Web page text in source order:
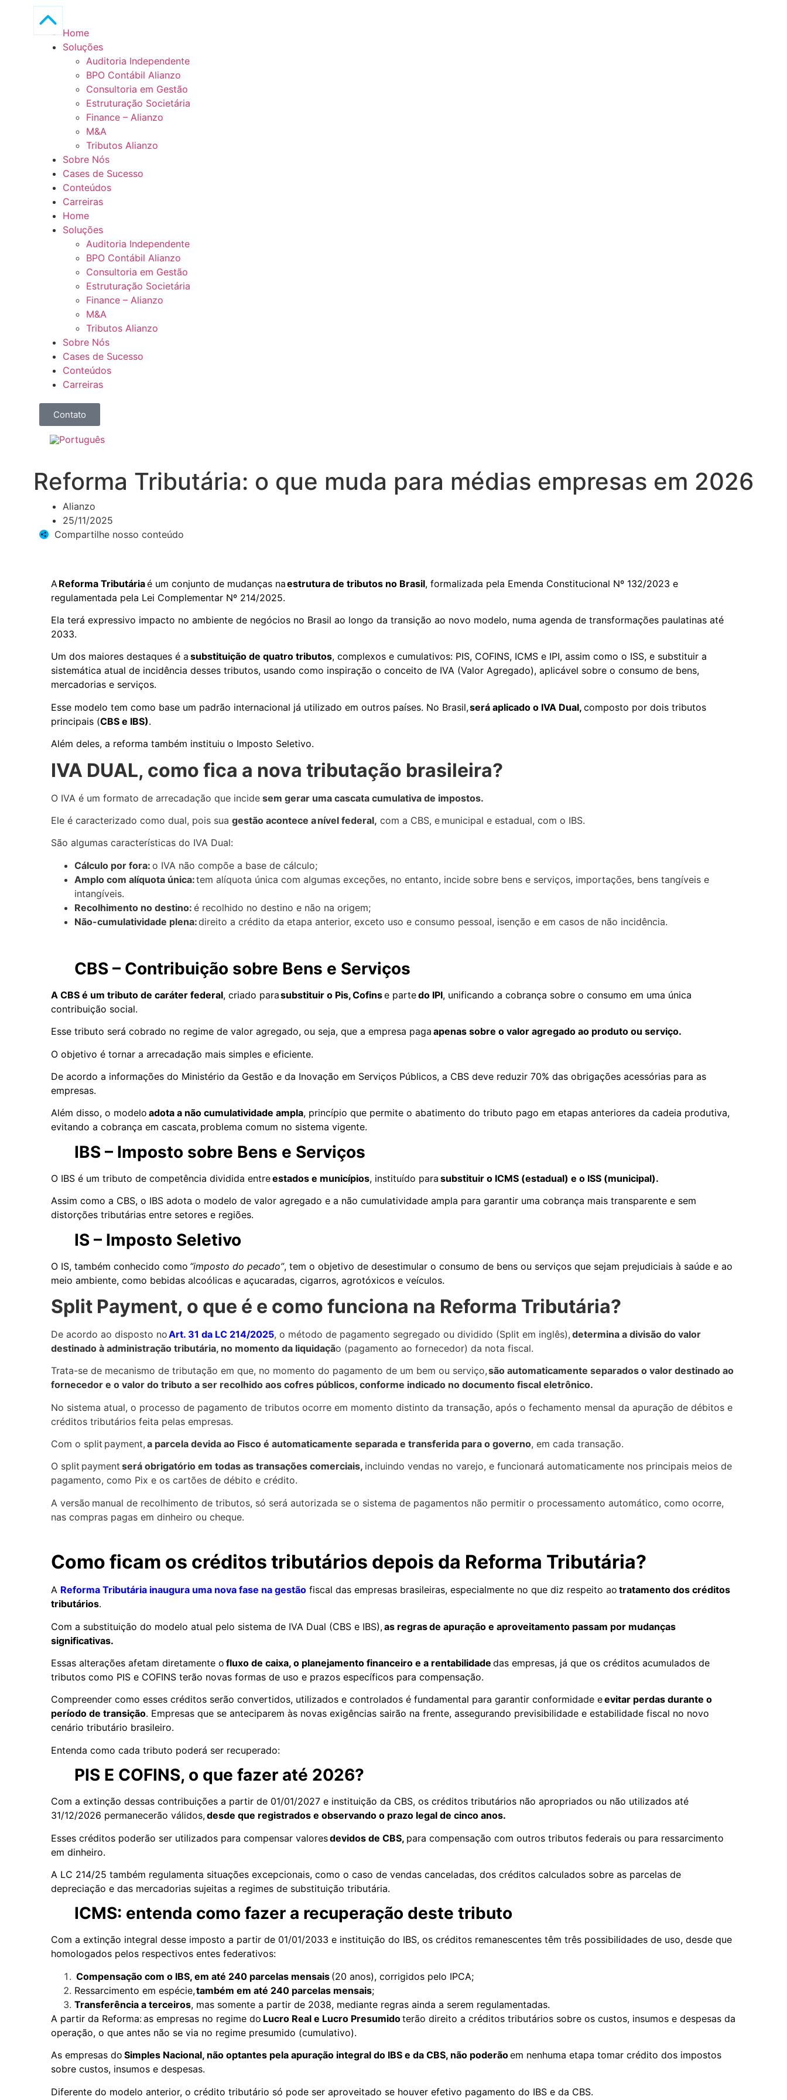
Home
Soluções
Auditoria Independente
BPO Contábil Alianzo
Consultoria em Gestão
Estruturação Societária
Finance – Alianzo
M&A
Tributos Alianzo
Sobre Nós
Cases de Sucesso
Conteúdos
Carreiras
Home
Soluções
Auditoria Independente
BPO Contábil Alianzo
Consultoria em Gestão
Estruturação Societária
Finance – Alianzo
M&A
Tributos Alianzo
Sobre Nós
Cases de Sucesso
Conteúdos
Carreiras
Contato
Reforma Tributária: o que muda para médias empresas em 2026
Alianzo
25/11/2025
Compartilhe nosso conteúdo
A Reforma Tributáriaé um conjunto de mudanças naestrutura de tributos no Brasil, formalizada pela Emenda Constitucional Nº 132/2023 e
regulamentada pela Lei Complementar Nº 214/2025.
Ela terá expressivo impacto no ambiente de negócios no Brasil ao longo da transição ao novo modelo, numa agenda de transformações paulatinas até
2033.
Um dos maiores destaques é a substituição de quatro tributos, complexos e cumulativos: PIS, COFINS, ICMS e IPI, assim como o ISS, e substituir a
sistemática atual de incidência desses tributos, usando como inspiração o conceito de IVA (Valor Agregado), aplicável sobre o consumo de bens,
mercadorias e serviços.
Esse modelo tem como base um padrão internacional já utilizado em outros países. No Brasil,será aplicado o IVA Dual, composto por dois tributos
principais (CBS e IBS).
Além deles, a reforma também instituiu o Imposto Seletivo.
IVA DUAL, como fica a nova tributação brasileira?
O IVA é um formato de arrecadação que incide sem gerar uma cascata cumulativa de impostos.
Ele é caracterizado como dual, pois sua gestão acontece a nível federal, com a CBS, e municipal e estadual, com o IBS.
São algumas características do IVA Dual:
Cálculo por fora: o IVA não compõe a base de cálculo;
Amplo com alíquota única:tem alíquota única com algumas exceções, no entanto, incide sobre bens e serviços, importações, bens tangíveis e
intangíveis.
Recolhimento no destino: é recolhido no destino e não na origem;
Não-cumulatividade plena:direito a crédito da etapa anterior, exceto uso e consumo pessoal, isenção e em casos de não incidência.
CBS – Contribuição sobre Bens e Serviços
A CBS é um tributo de caráter federal, criado parasubstituir o Pis, Cofinse partedo IPI, unificando a cobrança sobre o consumo em uma única
contribuição social.
Esse tributo será cobrado no regime de valor agregado, ou seja, que a empresa paga apenas sobre o valor agregado ao produto ou serviço.
O objetivo é tornar a arrecadação mais simples e eficiente.
De acordo a informações do Ministério da Gestão e da Inovação em Serviços Públicos, a CBS deve reduzir 70% das obrigações acessórias para as
empresas.
Além disso, o modelo adota a não cumulatividade ampla, princípio que permite o abatimento do tributo pago em etapas anteriores da cadeia produtiva,
evitando a cobrança em cascata, problema comum no sistema vigente.
IBS – Imposto sobre Bens e Serviços
O IBS é um tributo de competência dividida entreestados e municípios, instituído para substituir o ICMS (estadual) e o ISS (municipal).
Assim como a CBS, o IBS adota o modelo de valor agregado e a não cumulatividade ampla para garantir uma cobrança mais transparente e sem
distorções tributárias entre setores e regiões.
IS – Imposto Seletivo
O IS, também conhecido como “imposto do pecado”, tem o objetivo de desestimular o consumo de bens ou serviços que sejam prejudiciais à saúde e ao
meio ambiente, como bebidas alcoólicas e açucaradas, cigarros, agrotóxicos e veículos.
Split Payment, o que é e como funciona na Reforma Tributária?
De acordo ao disposto noArt. 31 da LC 214/2025, o método de pagamento segregado ou dividido (Split em inglês), determina a divisão do valor
destinado à administração tributária, no momento da liquidação (pagamento ao fornecedor) da nota fiscal.
Trata-se de mecanismo de tributação em que, no momento do pagamento de um bem ou serviço,são automaticamente separados o valor destinado ao
fornecedor e o valor do tributo a ser recolhido aos cofres públicos, conforme indicado no documento fiscal eletrônico.
No sistema atual, o processo de pagamento de tributos ocorre em momento distinto da transação, após o fechamento mensal da apuração de débitos e
créditos tributários feita pelas empresas.
Com o split payment, a parcela devida ao Fisco é automaticamente separada e transferida para o governo, em cada transação.
O split payment será obrigatório em todas as transações comerciais, incluindo vendas no varejo, e funcionará automaticamente nos principais meios de
pagamento, como Pix e os cartões de débito e crédito.
A versão manual de recolhimento de tributos, só será autorizada se o sistema de pagamentos não permitir o processamento automático, como ocorre,
nas compras pagas em dinheiro ou cheque.
Como ficam os créditos tributários depois da Reforma Tributária?
A Reforma Tributária inaugura uma nova fase na gestão fiscal das empresas brasileiras, especialmente no que diz respeito ao tratamento dos créditos
tributários.
Com a substituição do modelo atual pelo sistema de IVA Dual (CBS e IBS),as regrasde apuração e aproveitamento passam por mudanças
significativas.
Essas alterações afetam diretamente o fluxo de caixa, o planejamento financeiro e a rentabilidade das empresas, já que os créditos acumulados de
tributos como PIS e COFINS terão novas formas de uso e prazos específicos para compensação.
Compreender como esses créditos serão convertidos, utilizados e controlados é fundamental para garantir conformidade eevitar perdas durante o
período de transição. Empresas que se anteciparem às novas exigências sairão na frente, assegurando previsibilidade e estabilidade fiscal no novo
cenário tributário brasileiro.
Entenda como cada tributo poderá ser recuperado:
PIS E COFINS, o que fazer até 2026?
Com a extinção dessas contribuições a partir de 01/01/2027 e instituição da CBS, os créditos tributários não apropriados ou não utilizados até
31/12/2026 permanecerão válidos,desde que registrados e observando o prazo legal de cinco anos.
Esses créditos poderão ser utilizados para compensar valoresdevidos de CBS, para compensação com outros tributos federais ou para ressarcimento
em dinheiro.
A LC 214/25 também regulamenta situações excepcionais, como o caso de vendas canceladas, dos créditos calculados sobre as parcelas de
depreciação e das mercadorias sujeitas a regimes de substituição tributária.
ICMS: entenda como fazer a recuperação deste tributo
Com a extinção integral desse imposto a partir de 01/01/2033 e instituição do IBS, os créditos remanescentes têm três possibilidades de uso, desde que
homologados pelos respectivos entes federativos:
Compensação com o IBS, em até 240 parcelas mensais (20 anos), corrigidos pelo IPCA;
Ressarcimento em espécie,também em até 240 parcelas mensais;
Transferência a terceiros, mas somente a partir de 2038, mediante regras ainda a serem regulamentadas.
A partir da Reforma: as empresas no regime do Lucro Real e Lucro Presumidoterão direito a créditos tributários sobre os custos, insumos e despesas da
operação, o que antes não se via no regime presumido (cumulativo).
As empresas do Simples Nacional, não optantes pela apuração integral do IBS e da CBS, não poderãoem nenhuma etapa tomar crédito dos impostos
sobre custos, insumos e despesas.
Diferente do modelo anterior, o crédito tributário só pode ser aproveitado se houver efetivo pagamento do IBS e da CBS.